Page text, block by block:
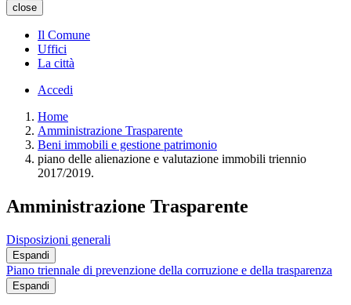
close
Il Comune
Uffici
La città
Accedi
Home
Amministrazione Trasparente
Beni immobili e gestione patrimonio
piano delle alienazione e valutazione immobili triennio
2017/2019.
Amministrazione Trasparente
Disposizioni generali
Espandi
Piano triennale di prevenzione della corruzione e della trasparenza
Espandi